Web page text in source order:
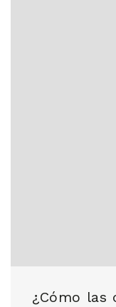
¿Cómo las